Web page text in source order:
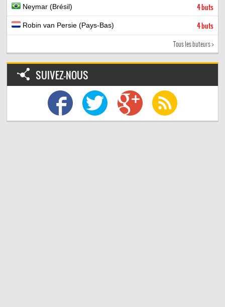
Neymar (Brésil) 4 buts
Robin van Persie (Pays-Bas) 4 buts
Tous les buteurs >
SUIVEZ-NOUS